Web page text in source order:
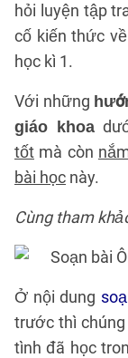
hỏi luyện tập
cố kiến thức
học kì 1.
Với những
giáo khoa
tốt mà còn
bài học này.
Cùng tham
Ở nội dung
trước thì
tình đã học